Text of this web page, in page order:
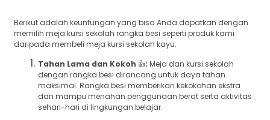
Berikut adalah keuntungan yang bisa Anda dapatkan dengan
memilih meja kursi sekolah rangka besi seperti produk kami
daripada membeli meja kursi sekolah kayu.
Tahan Lama dan Kokoh 👍: Meja dan kursi sekolah
dengan rangka besi dirancang untuk daya tahan
maksimal. Rangka besi memberikan kekokohan ekstra
dan mampu menahan penggunaan berat serta aktivitas
sehari-hari di lingkungan belajar.